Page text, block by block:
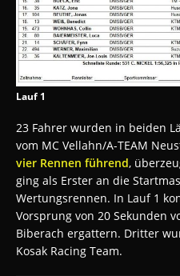
Lauf 1
23 Fahrer wurden in beiden
vom MC Vellahn/A-TEAM
vier Rennen führend,
ging als Erster an die
Wertungsrennen. In Lauf 1
Vorsprung von 20 Sekunden
Biberach ergattern. Dritter
Kosak Racing Team.